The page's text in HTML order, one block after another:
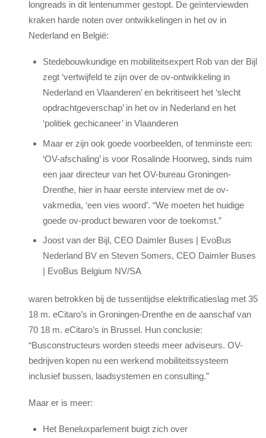
longreads in dit lentenummer gestopt. De geïnterviewden
kraken harde noten over ontwikkelingen in het ov in
Nederland en België:
Stedebouwkundige en mobiliteitsexpert Rob van der Bijl
zegt ‘vertwijfeld te zijn over de ov-ontwikkeling in
Nederland en Vlaanderen’ en bekritiseert het ‘slecht
opdrachtgeverschap’ in het ov in Nederland en het
‘politiek gechicaneer’ in Vlaanderen
Maar er zijn ook goede voorbeelden, of tenminste een:
‘OV-afschaling’ is voor Rosalinde Hoorweg, sinds ruim
een jaar directeur van het OV-bureau Groningen-
Drenthe, hier in haar eerste interview met de ov-
vakmedia, ‘een vies woord’. “We moeten het huidige
goede ov-product bewaren voor de toekomst.”
Joost van der Bijl, CEO Daimler Buses | EvoBus
Nederland BV en Steven Somers, CEO Daimler Buses
| EvoBus Belgium NV/SA
waren betrokken bij de tussentijdse elektrificatieslag met 35
18 m. eCitaro’s in Groningen-Drenthe en de aanschaf van
70 18 m. eCitaro’s in Brussel. Hun conclusie:
“Busconstructeurs worden steeds meer adviseurs. OV-
bedrijven kopen nu een werkend mobiliteitssysteem
inclusief bussen, laadsystemen en consulting.”
Maar er is meer:
Het Beneluxparlement buigt zich over